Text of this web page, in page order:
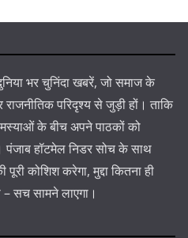
भर चुनिंदा खबरें, जो समाज के
राजनीतिक परिदृश्य से जुड़ी हों। ताकि
के बीच अपने पाठकों को
हॉटमेल निडर सोच के साथ
कोशिश करेगा, मुद्दा कितना ही
– सच सामने लाएगा।